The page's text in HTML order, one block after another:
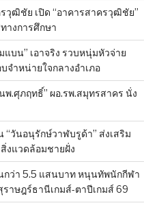
วุฒิชัย เปิด “อาคารสาครวุฒิชัย”
างการศึกษา
แบน” เอาจริง รวบหนุ่มหัวจ่าย
จำหน่ายใจกลางอำเภอ
พ.ศุภฤทธิ์” ผอ.รพ.สมุทรสาคร นั่ง
“วันอนุรักษ์วาฬบรูด้า” ส่งเสริม
งแวดล้อมชายฝั่ง
กว่า 5.5 แสนบาท หนุนทัพนักกีฬา
ราษฎร์ธานีเกมส์-ตาปีเกมส์ 69